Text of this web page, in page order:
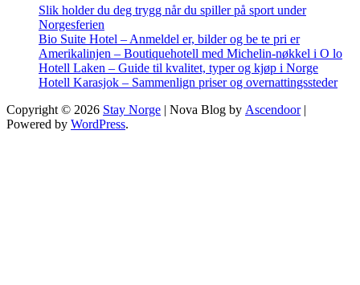
Slik holder du deg trygg når du spiller på sport under
Norgesferien
Bio Suite Hotel – Anmeldel er, bilder og be te pri er
Amerikalinjen – Boutiquehotell med Michelin-nøkkel i O lo
Hotell Laken – Guide til kvalitet, typer og kjøp i Norge
Hotell Karasjok – Sammenlign priser og overnattingssteder
Copyright © 2026 Stay Norge | Nova Blog by Ascendoor|
Powered by WordPress.